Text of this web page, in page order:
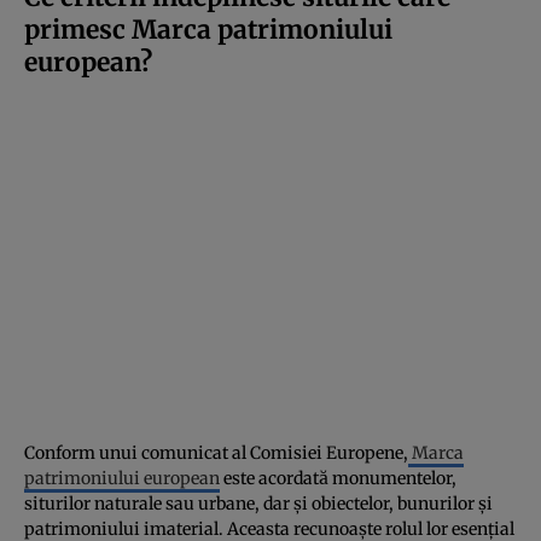
primesc Marca patrimoniului
european?
Conform unui comunicat al Comisiei Europene, Marca
patrimoniului europeaneste acordată monumentelor,
siturilor naturale sau urbane, dar și obiectelor, bunurilor și
patrimoniului imaterial. Aceasta recunoaște rolul lor esențial